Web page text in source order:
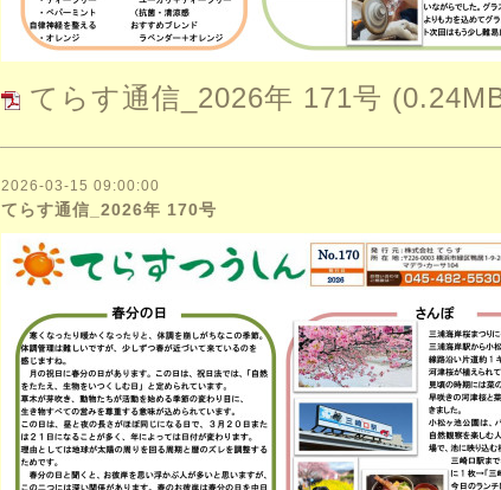
てらす通信_2026年 171号
2026-03-15 09:00:00
てらす通信_2026年 170号